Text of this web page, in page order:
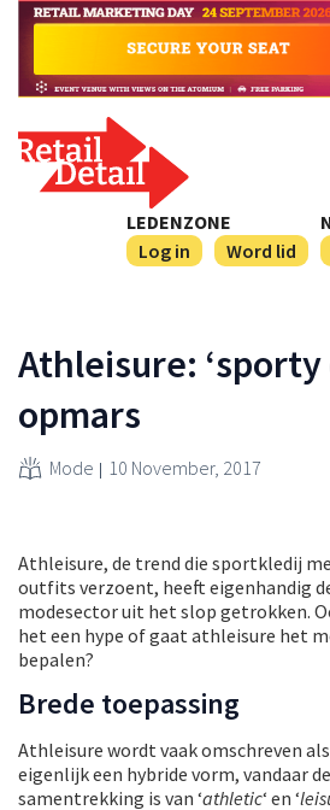
LEDENZONE
Log in
Word lid
Athleisure: ‘sporty
opmars
Mode 10 November, 2017
Athleisure, de trend die sportkledij
outfits verzoent, heeft eigenhandig
modesector uit het slop getrokken.
het een hype of gaat athleisure het
bepalen?
Brede toepassing
Athleisure wordt vaak omschreven als
eigenlijk een hybride vorm, vandaar
samentrekking is van ‘athletic‘ en ‘